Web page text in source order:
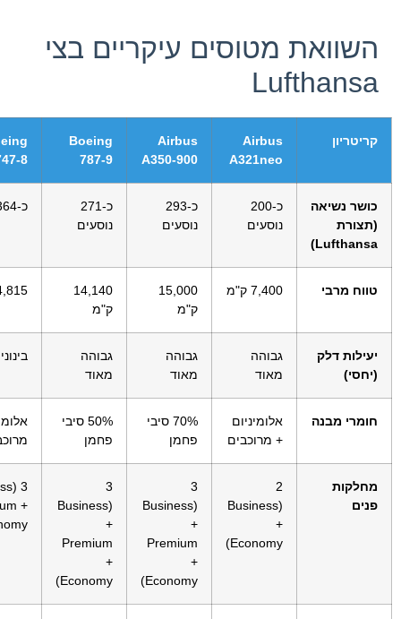
השוואת מטוסים עיקריים בצי
Lufthansa
קריטריון
Airbus
A321neo
Airbus
A350-900
Boeing
787-9
8
כושר נשיאה
(תצורת
Lufthansa)
כ-200
נוסעים
כ-293
נוסעים
כ-271
נוסעים
כ-364 נוסעים
טווח מרבי 7,400 ק"מ
15,000
ק"מ
14,140
ק"מ
14,815
יעילות דלק
(יחסי)
גבוהה
מאוד
גבוהה
מאוד
גבוהה
מאוד
חומרי מבנה
אלומיניום
+ מרוכבים
70% סיבי
פחמן
50% סיבי
פחמן
מחלקות
פנים
2
(Business
+
Economy)
3
(Business
+
Premium
+
Economy)
3
(Business
+
Premium
+
Economy)
+